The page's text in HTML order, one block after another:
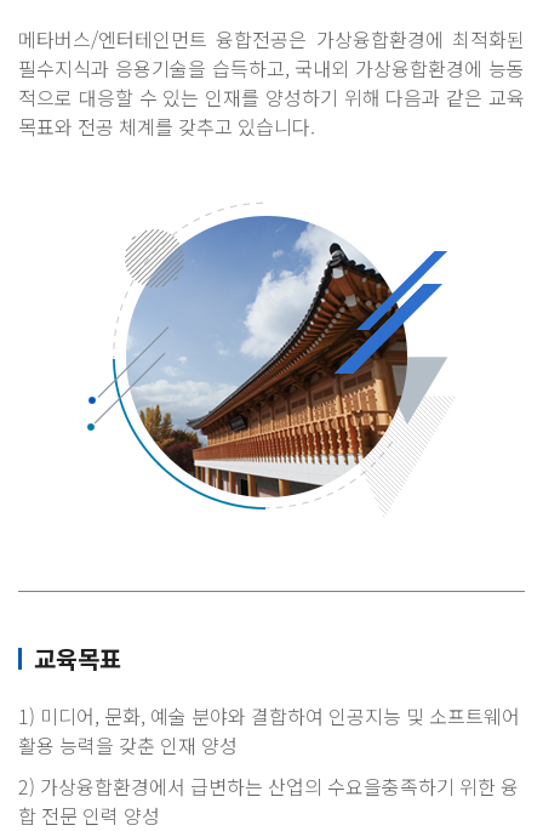
메타버스/엔터테인먼트 융합전공은 가상융합환경에 최적화된
필수지식과 응용기술을 습득하고, 국내외 가상융합환경에 능동
적으로 대응할 수 있는 인재를 양성하기 위해 다음과 같은 교육
목표와 전공 체계를 갖추고 있습니다.
교육목표
1) 미디어, 문화, 예술 분야와 결합하여 인공지능 및 소프트웨어
활용 능력을 갖춘 인재 양성
2) 가상융합환경에서 급변하는 산업의 수요을충족하기 위한 융
합 전문 인력 양성